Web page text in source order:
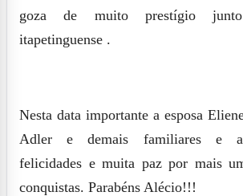
goza de muito prestígio
itapetinguense .
Nesta data importante a esposa
Adler e demais familiares e
felicidades e muita paz por mais
conquistas. Parabéns Alécio!!!